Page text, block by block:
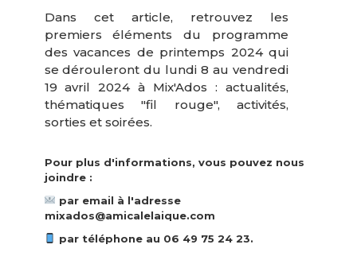
Dans cet article, retrouvez les
premiers éléments du programme
des vacances de printemps 2024 qui
se dérouleront du lundi 8 au vendredi
19 avril 2024 à Mix'Ados : actualités,
thématiques "fil rouge", activités,
sorties et soirées.
Pour plus d'informations, vous pouvez nous
joindre :
par email à l'adresse
mixados@amicalelaique.com
par téléphone au 06 49 75 24 23.